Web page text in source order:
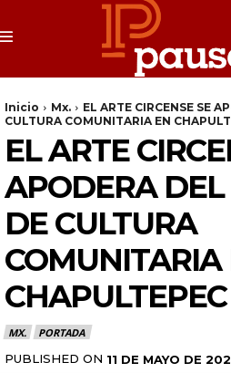
Inicio Mx.
EL ARTE CIRCENSE SE
CULTURA COMUNITARIA EN
EL ARTE
APODERA
DE CULTURA
COMUNITARIA
CHAPULTEPEC
MX. PORTADA
PUBLISHED ON 11 DE MAYO DE